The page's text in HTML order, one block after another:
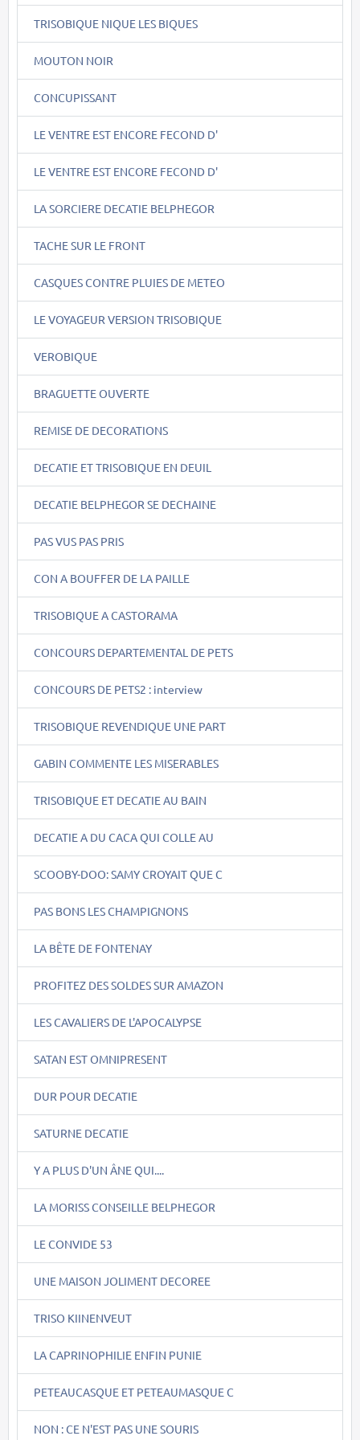
TRISOBIQUE NIQUE LES BIQUES
MOUTON NOIR
CONCUPISSANT
LE VENTRE EST ENCORE FECOND D'
LE VENTRE EST ENCORE FECOND D'
LA SORCIERE DECATIE BELPHEGOR
TACHE SUR LE FRONT
CASQUES CONTRE PLUIES DE METEO
LE VOYAGEUR VERSION TRISOBIQUE
VEROBIQUE
BRAGUETTE OUVERTE
REMISE DE DECORATIONS
DECATIE ET TRISOBIQUE EN DEUIL
DECATIE BELPHEGOR SE DECHAINE
PAS VUS PAS PRIS
CON A BOUFFER DE LA PAILLE
TRISOBIQUE A CASTORAMA
CONCOURS DEPARTEMENTAL DE PETS
CONCOURS DE PETS2 : interview
TRISOBIQUE REVENDIQUE UNE PART
GABIN COMMENTE LES MISERABLES
TRISOBIQUE ET DECATIE AU BAIN
DECATIE A DU CACA QUI COLLE AU
SCOOBY-DOO: SAMY CROYAIT QUE C
PAS BONS LES CHAMPIGNONS
LA BÊTE DE FONTENAY
PROFITEZ DES SOLDES SUR AMAZON
LES CAVALIERS DE L'APOCALYPSE
SATAN EST OMNIPRESENT
DUR POUR DECATIE
SATURNE DECATIE
Y A PLUS D'UN ÂNE QUI....
LA MORISS CONSEILLE BELPHEGOR
LE CONVIDE 53
UNE MAISON JOLIMENT DECOREE
TRISO KIINENVEUT
LA CAPRINOPHILIE ENFIN PUNIE
PETEAUCASQUE ET PETEAUMASQUE C
NON : CE N'EST PAS UNE SOURIS